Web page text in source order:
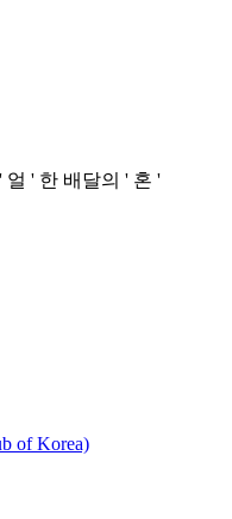
얼 ' 한 배달의 ' 혼 '
of Korea)